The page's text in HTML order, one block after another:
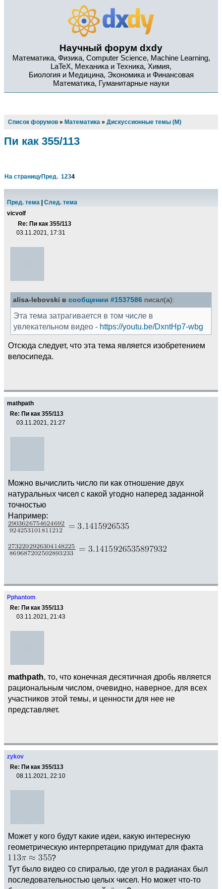
Научный форум dxdy
Математика, Физика, Computer Science, Machine Learning,
LaTeX, Механика и Техника, Химия,
Биология и Медицина, Экономика и Финансовая
Математика, Гуманитарные науки
Список форумов » Математика » Дискуссионные темы (М)
Пи как 355/113
На страницуПред. 1234
Пред. тема
След. тема
vicvolf
Re: Пи как 355/113
03.11.2021, 17:31
alisa-lebovski в сообщении #1537586 писал(а):
Эта тема затрагивается в том числе в
увлекательном видео - https://youtu.be/DxntHp7-wbg
Отсюда следует, что эта тема является изобретением
велосипеда.
mathpath
Re: Пи как 355/113
03.11.2021, 21:27
Можно вычислить число пи как отношение двух
натуральных чисел с какой угодно наперед заданной
точностью
Например:
Pphantom
Re: Пи как 355/113
03.11.2021, 21:43
mathpath, то, что конечная десятичная дробь является
рациональным числом, очевидно, наверное, для всех
участников этой темы, и ценности для нее не
представляет.
zykov
Re: Пи как 355/113
08.11.2021, 22:10
Может у кого будут какие идеи, какую интересную
геометрическую интерпретацию придумат для факта
?
Тут было видео со спиралью, где угол в радианах был
последовательностью целых чисел. Но может что-то